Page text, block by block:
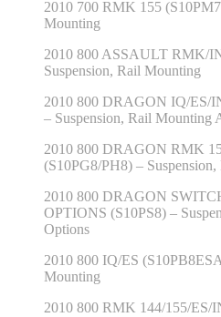
2010 700 RMK 155
Mounting
2010 800 ASSAULT RMK/
Suspension, Rail Mounting
2010 800 DRAGON IQ/ES/
– Suspension, Rail Mounting
2010 800 DRAGON RMK
(S10PG8/PH8) –
2010 800 DRAGON
OPTIONS (S10PS8) –
Options
2010 800 IQ/ES
Mounting
2010 800 RMK 144/155/ES/